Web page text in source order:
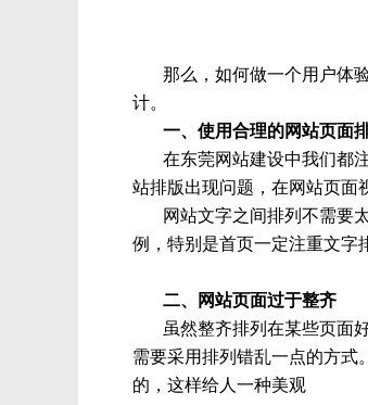
那么，如何做一个用户体
计。
一、使用合理的网站页面
在东莞网站建设中我们都
站排版出现问题，在网站页面
网站文字之间排列不需要
例，特别是首页一定注重文字
二、网站页面过于整齐
虽然整齐排列在某些页面
需要采用排列错乱一点的方式
的，这样给人一种美观